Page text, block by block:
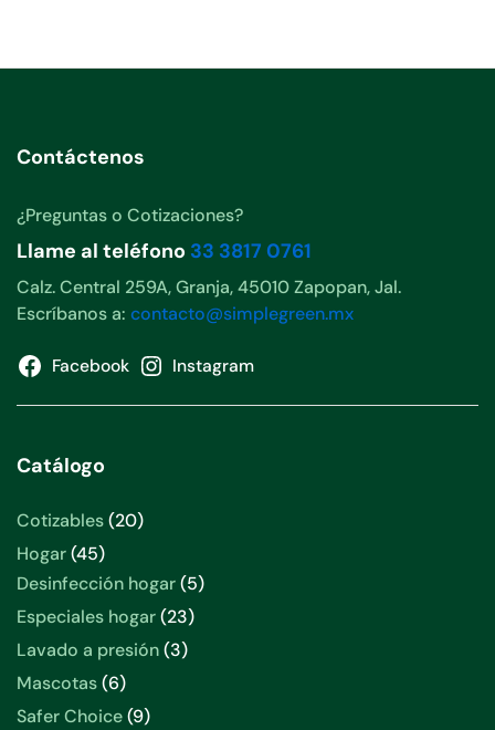
Contáctenos
¿Preguntas o Cotizaciones?
Llame al teléfono 33 3817 0761
Calz. Central 259A, Granja, 45010 Zapopan, Jal.
Escríbanos a: contacto@simplegreen.mx
Facebook Instagram
Catálogo
Cotizables 2020
Hogar 4545
productos
Desinfección hogar 55
Especiales hogar 2323
productos
Lavado a presión 33
Mascotas 66
productos
Safer Choice 99